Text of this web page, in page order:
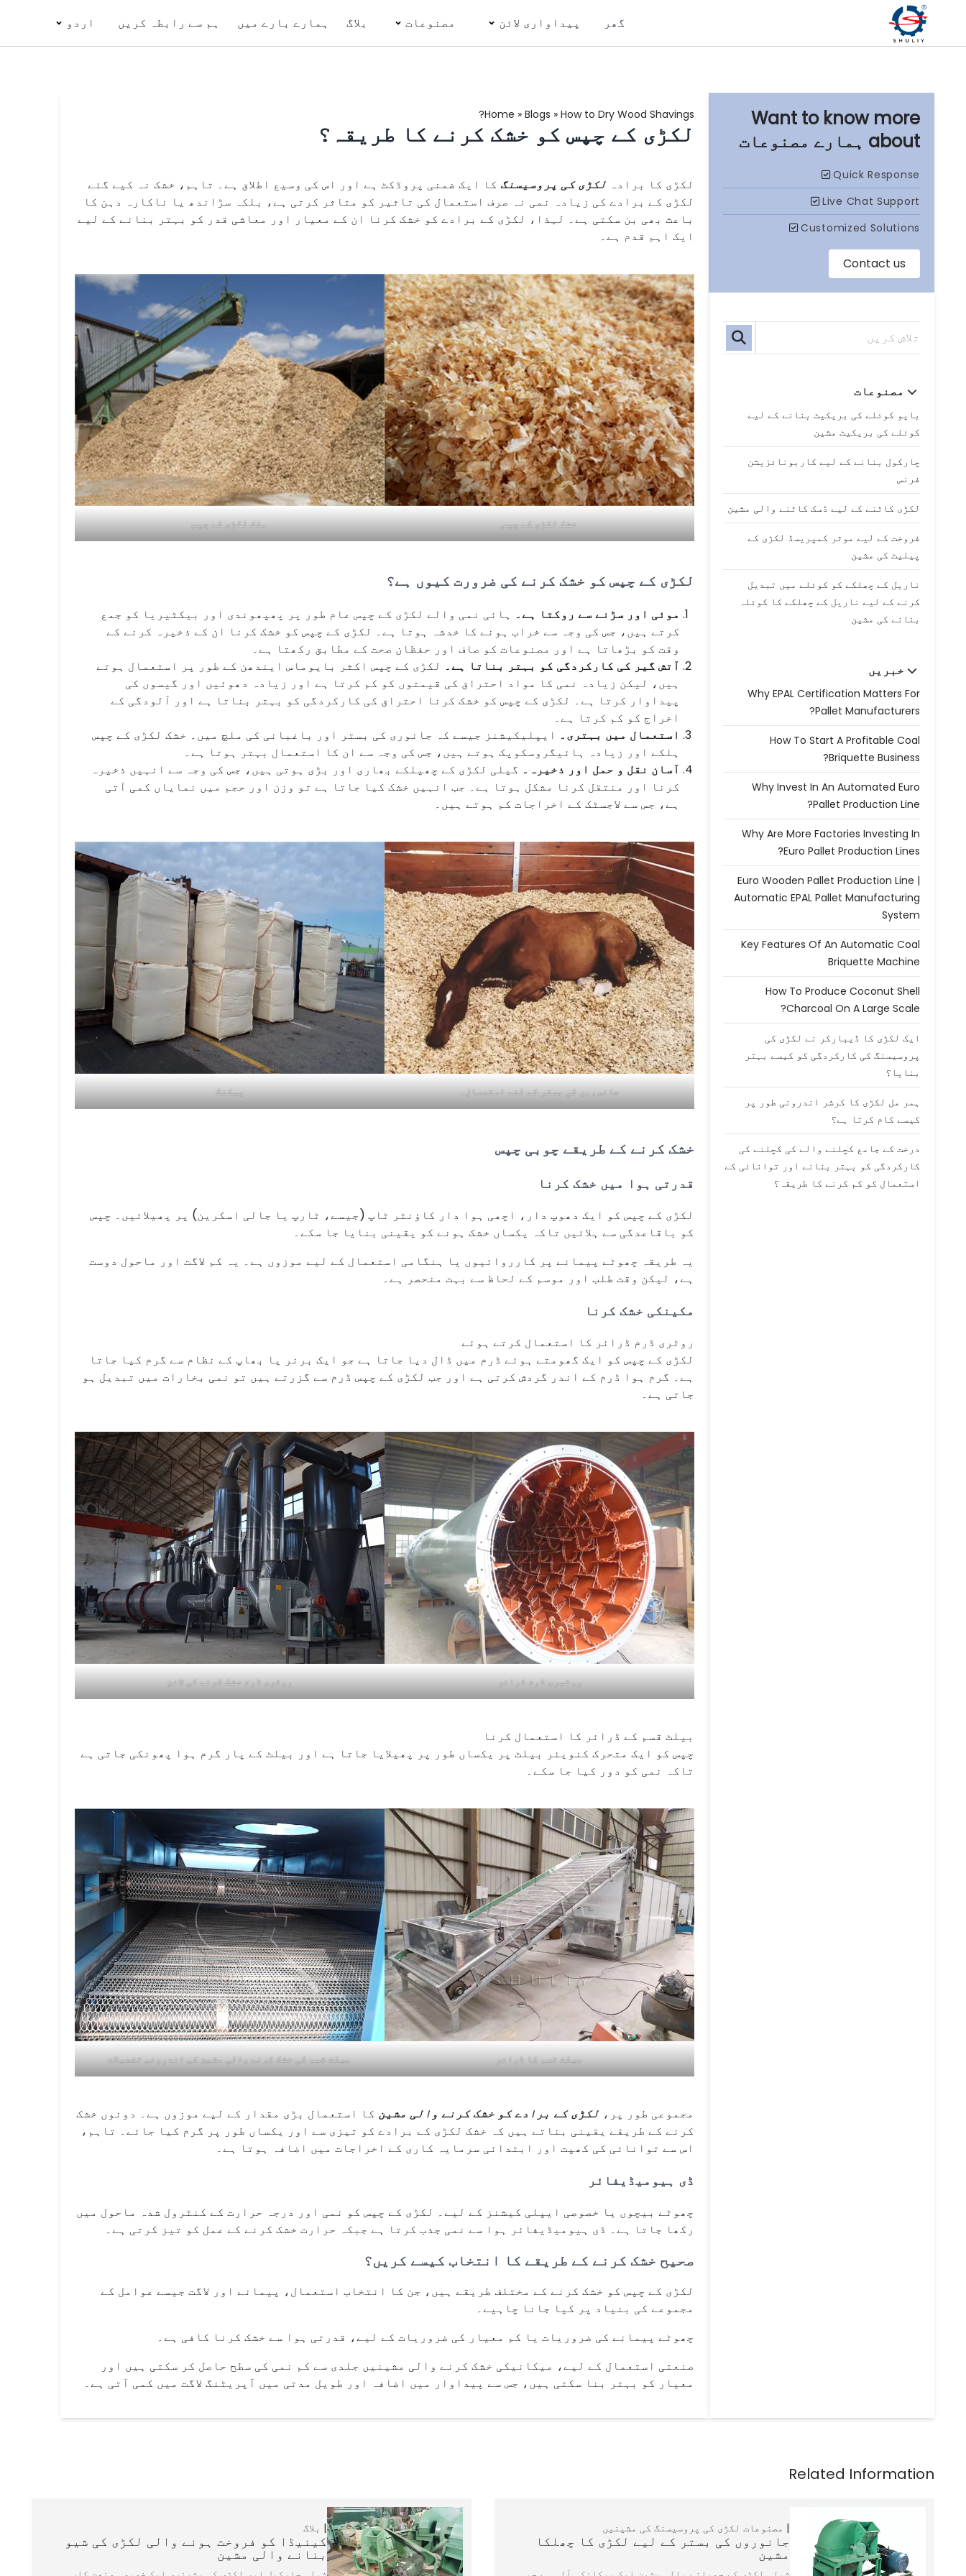
گھر پیداواری لائن مصنوعات بلاگ ہمارے بارے میں ہم سے رابطہ کریں اردو
ہمارے مصنوعات
مصنوعات
بایو کوئلے کی بریکیٹ بنانے کے لیے
کوئلے کی بریکیٹ مشین
چارکول بنانے کے لیے کاربونائزیشن
فرنس
لکڑی کاٹنے کے لیے ڈسک کاٹنے والی مشین
فروخت کے لیے موثر کمپریسڈ لکڑی کے
پیلیٹ کی مشین
ناریل کے چھلکے کو کوئلے میں تبدیل
کرنے کے لیے ناریل کے چھلکے کا کوئلہ
بنانے کی مشین
خبریں
Why EPAL Certification Matters For
Pallet Manufacturers?
How To Start A Profitable Coal
Briquette Business?
Why Invest In An Automated Euro
Pallet Production Line?
Why Are More Factories Investing In
Euro Pallet Production Lines?
Euro Wooden Pallet Production Line |
Automatic EPAL Pallet Manufacturing
System
Key Features Of An Automatic Coal
Briquette Machine
How To Produce Coconut Shell
Charcoal On A Large Scale?
ایک لکڑی کا ڈیبارکر نے لکڑی کی
پروسیسنگ کی کارکردگی کو کیسے بہتر
بنایا؟
ہمر مل لکڑی کا کرشر اندرونی طور پر
کیسے کام کرتا ہے؟
درخت کے جامع کچلنے والے کی کچلنے کی
کارکردگی کو بہتر بنانے اور توانائی کے
استعمال کو کم کرنے کا طریقہ؟
Home » Blogs » How to Dry Wood Shavings​?
لکڑی کے چپس کو خشک کرنے کا طریقہ؟
لکڑی کا برادہ لکڑی کی پروسیسنگ کا ایک ضمنی پروڈکٹ ہے اور اس کی وسیع اطلاق ہے۔ تاہم، خشک نہ کیے گئے
لکڑی کے برادے کی زیادہ نمی نہ صرف استعمال کی تاثیر کو متاثر کرتی ہے، بلکہ سڑاندھ یا ناکارہ دہن کا
باعث بھی بن سکتی ہے۔ لہذا، لکڑی کے برادے کو خشک کرنا ان کے معیار اور معاشی قدر کو بہتر بنانے کے لیے
ایک اہم قدم ہے۔
خشک لکڑی کے چپس بلک لکڑی کے چپس
لکڑی کے چپس کو خشک کرنے کی ضرورت کیوں ہے؟
موئی اور سڑنے سے روکتا ہے۔ ہائی نمی والے لکڑی کے چپس عام طور پر پھپھوندی اور بیکٹیریا کو جمع
کرتے ہیں، جس کی وجہ سے خراب ہونے کا خدشہ ہوتا ہے۔ لکڑی کے چپس کو خشک کرنا ان کے ذخیرہ کرنے کے
وقت کو بڑھاتا ہے اور مصنوعات کو صاف اور حفظان صحت کے مطابق رکھتا ہے۔
آتش گیر کی کارکردگی کو بہتر بناتا ہے۔ لکڑی کے چپس اکثر بایوماس ایندھن کے طور پر استعمال ہوتے
ہیں، لیکن زیادہ نمی کا مواد احتراق کی قیمتوں کو کم کرتا ہے اور زیادہ دھوئیں اور گیسوں کی
پیداوار کرتا ہے۔ لکڑی کے چپس کو خشک کرنا احتراق کی کارکردگی کو بہتر بناتا ہے اور آلودگی کے
اخراج کو کم کرتا ہے۔
استعمال میں بہتری۔ ایپلیکیشنز جیسے کہ جانوری کی بستر اور باغبانی کی ملچ میں۔ خشک لکڑی کے چپس
ہلکے اور زیادہ ہائیگروسکوپک ہوتے ہیں، جس کی وجہ سے ان کا استعمال بہتر ہوتا ہے۔
آسان نقل و حمل اور ذخیرہ۔ گیلی لکڑی کے چھیلکے بھاری اور بڑی ہوتی ہیں، جس کی وجہ سے انہیں ذخیرہ
کرنا اور منتقل کرنا مشکل ہوتا ہے۔ جب انہیں خشک کیا جاتا ہے تو وزن اور حجم میں نمایاں کمی آتی
ہے، جس سے لاجسٹک کے اخراجات کم ہوتے ہیں۔
جانوروں کی بستر کے لئے استعمال۔ پیکنگ
خشک کرنے کے طریقے چوبی چپس
قدرتی ہوا میں خشک کرنا
لکڑی کے چپس کو ایک دھوپ دار، اچھی ہوا دار کاؤنٹر ٹاپ (جیسے، ٹارپ یا جالی اسکرین) پر پھیلائیں۔ چپس
کو باقاعدگی سے ہلائیں تاکہ یکساں خشک ہونے کو یقینی بنایا جا سکے۔
یہ طریقہ چھوٹے پیمانے پر کارروائیوں یا ہنگامی استعمال کے لیے موزوں ہے۔ یہ کم لاگت اور ماحول دوست
ہے، لیکن وقت طلب اور موسم کے لحاظ سے بہت منحصر ہے۔
مکینکی خشک کرنا
روٹری ڈرم ڈرائر کا استعمال کرتے ہوئے
لکڑی کے چپس کو ایک گھومتے ہوئے ڈرم میں ڈال دیا جاتا ہے جو ایک برنر یا بھاپ کے نظام سے گرم کیا جاتا
ہے۔ گرم ہوا ڈرم کے اندر گردش کرتی ہے اور جب لکڑی کے چپس ڈرم سے گزرتے ہیں تو نمی بخارات میں تبدیل ہو
جاتی ہے۔
روٹیری ڈرم ڈرائر روٹری ڈرم خشک کرنے کی لائن
بیلٹ قسم کے ڈرائر کا استعمال کرنا
چپس کو ایک متحرک کنویئر بیلٹ پر یکساں طور پر پھیلایا جاتا ہے اور بیلٹ کے پار گرم ہوا پھونکی جاتی ہے
تاکہ نمی کو دور کیا جا سکے۔
بیلٹ قسم کا ڈرائر بیلٹ قسم کی خشک کرنے والی مشین کی اندرونی تفصیلات
مجموعی طور پر، لکڑی کے برادے کو خشک کرنے والی مشین کا استعمال بڑی مقدار کے لیے موزوں ہے۔ دونوں خشک
کرنے کے طریقے یقینی بناتے ہیں کہ خشک لکڑی کے برادے کو تیزی سے اور یکساں طور پر گرم کیا جائے۔ تاہم،
اس سے توانائی کی کھپت اور ابتدائی سرمایہ کاری کے اخراجات میں اضافہ ہوتا ہے۔
ڈی ہیومیڈیفائر
چھوٹے بیچوں یا خصوصی ایپلی کیشنز کے لیے۔ لکڑی کے چپس کو نمی اور درجہ حرارت کے کنٹرول شدہ ماحول میں
رکھا جاتا ہے۔ ڈی ہیومیڈیفائر ہوا سے نمی جذب کرتا ہے جبکہ حرارت خشک کرنے کے عمل کو تیز کرتی ہے۔
صحیح خشک کرنے کے طریقے کا انتخاب کیسے کریں؟
لکڑی کے چپس کو خشک کرنے کے مختلف طریقے ہیں، جن کا انتخاب استعمال، پیمانے اور لاگت جیسے عوامل کے
مجموعے کی بنیاد پر کیا جانا چاہیے۔
چھوٹے پیمانے کی ضروریات یا کم معیار کی ضروریات کے لیے، قدرتی ہوا سے خشک کرنا کافی ہے۔
صنعتی استعمال کے لیے، میکانیکی خشک کرنے والی مشینیں جلدی سے کم نمی کی سطح حاصل کر سکتی ہیں اور
معیار کو بہتر بنا سکتی ہیں، جس سے پیداوار میں اضافہ اور طویل مدتی میں آپریٹنگ لاگت میں کمی آتی ہے۔
مصنوعات لکڑی کی پروسیسنگ کی مشینیں
جانوروں کی بستر کے لیے لکڑی کا چھلکا
مشین
بلاگ
کینیڈا کو فروخت ہونے والی لکڑی کی شیو
بنانے والی مشین